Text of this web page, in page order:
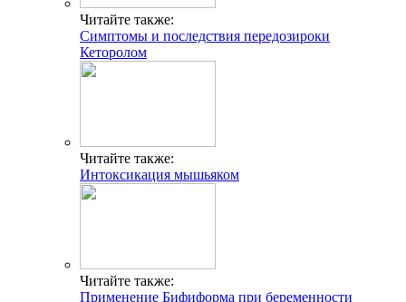
Читайте также:
Симптомы и последствия передозироки
Кеторолом
Читайте также:
Интоксикация мышьяком
Читайте также:
Применение Бифиформа при беременности